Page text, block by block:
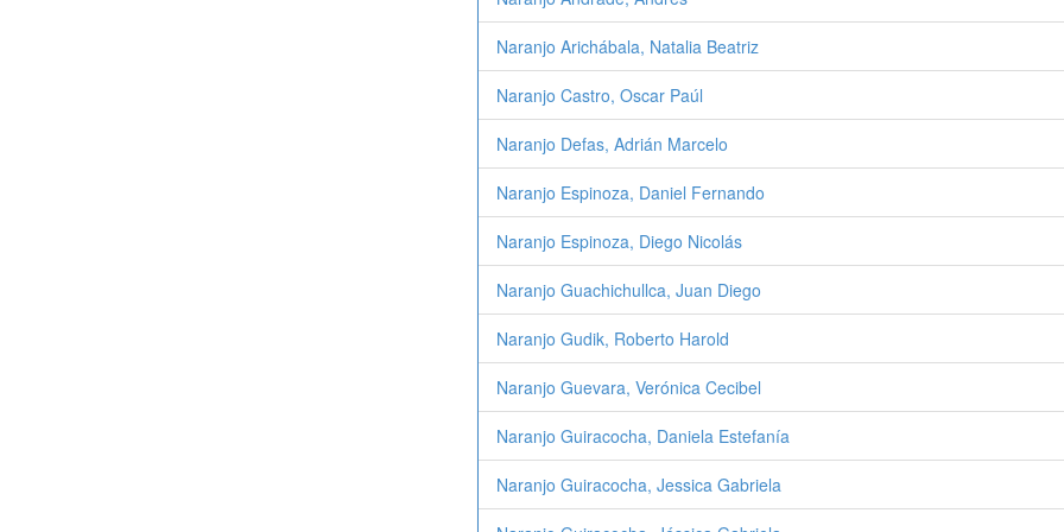
Naranjo Arichábala, Natalia Beatriz
Naranjo Castro, Oscar Paúl
Naranjo Defas, Adrián Marcelo
Naranjo Espinoza, Daniel Fernando
Naranjo Espinoza, Diego Nicolás
Naranjo Guachichullca, Juan Diego
Naranjo Gudik, Roberto Harold
Naranjo Guevara, Verónica Cecibel
Naranjo Guiracocha, Daniela Estefanía
Naranjo Guiracocha, Jessica Gabriela